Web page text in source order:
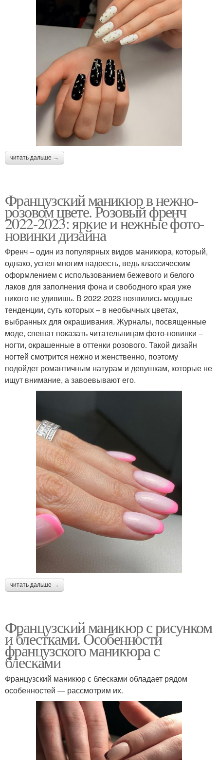
читать дальше →
Французский маникюр в нежно-
розовом цвете. Розовый френч
2022-2023: яркие и нежные фото-
новинки дизайна
Френч – один из популярных видов маникюра, который,
однако, успел многим надоесть, ведь классическим
оформлением с использованием бежевого и белого
лаков для заполнения фона и свободного края уже
никого не удивишь. В 2022-2023 появились модные
тенденции, суть которых – в необычных цветах,
выбранных для окрашивания. Журналы, посвященные
моде, спешат показать читательницам фото-новинки –
ногти, окрашенные в оттенки розового. Такой дизайн
ногтей смотрится нежно и женственно, поэтому
подойдет романтичным натурам и девушкам, которые не
ищут внимание, а завоевывают его.
читать дальше →
Французский маникюр с рисунком
и блестками. Особенности
французского маникюра с
блесками
Французский маникюр с блесками обладает рядом
особенностей — рассмотрим их.